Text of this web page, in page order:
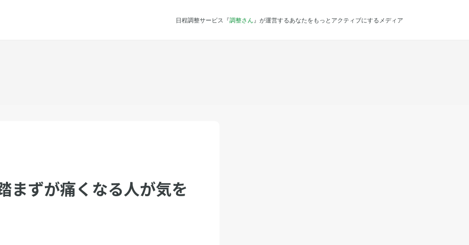
日程調整サービス『調整さん 』が運営するあなたをもっとアクティブにするメディア
まずが痛くなる人が気を